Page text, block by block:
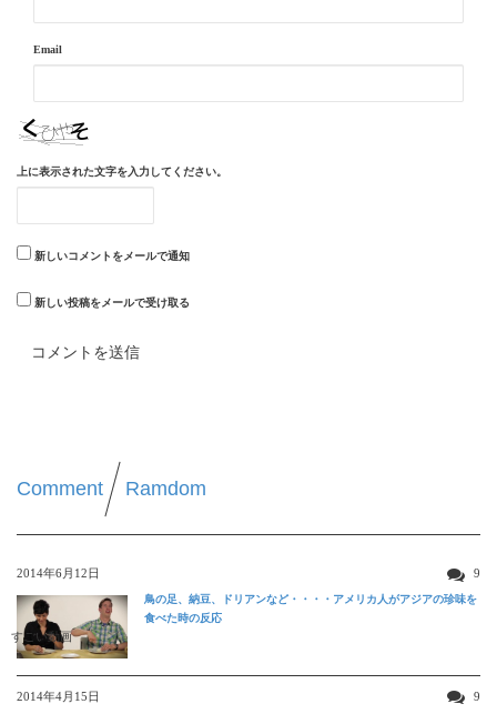
Email
上に表示された文字を入力してください。
新しいコメントをメールで通知
新しい投稿をメールで受け取る
Comment Ramdom
2014年6月12日 9
すごい動画
鳥の足、納豆、ドリアンなど・・・・アメリカ人がアジアの珍味を
食べた時の反応
2014年4月15日 9